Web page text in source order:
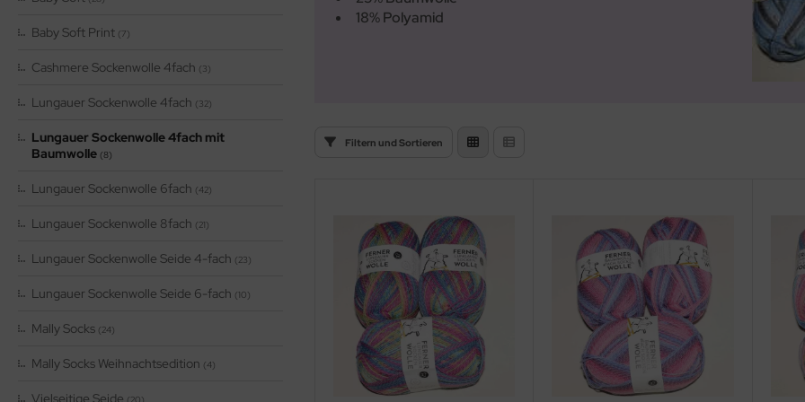
Baby Soft Print (7)
Cashmere Sockenwolle 4fach (3)
Lungauer Sockenwolle 4fach (32)
Lungauer Sockenwolle 4fach mit
Baumwolle (8)
Lungauer Sockenwolle 6fach (42)
Lungauer Sockenwolle 8fach (21)
Lungauer Sockenwolle Seide 4-fach (23)
Lungauer Sockenwolle Seide 6-fach (10)
Mally Socks (24)
Mally Socks Weihnachtsedition (4)
Vielseitige Seide (20)
18% Polyamid
Filtern und Sortieren